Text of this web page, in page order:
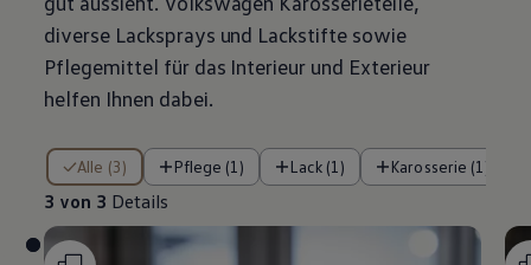
diverse Lacksprays und Lackstifte sowie
Pflegemittel für das Interieur und Exterieur
helfen Ihnen dabei.
Alle (3) Pflege (1) Lack (1) Karosserie (1)
3 von 3 Details
3 von 3 Details